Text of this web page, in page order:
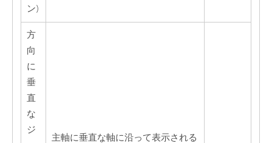
ン)
方
向
に
垂
直
な
ジ
主軸に垂直な軸に沿って表示される